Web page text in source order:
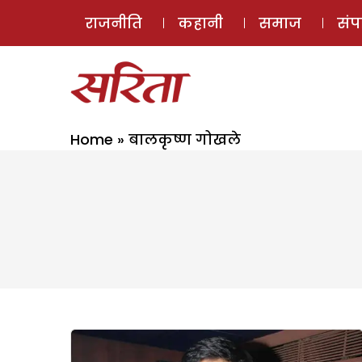
राजनीति कहानी समाज
Home » बालकृष्ण गोखले